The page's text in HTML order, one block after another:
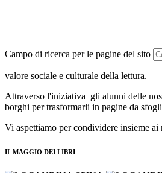
Campo di ricerca per le pagine del sito
valore sociale e culturale della lettura.
Attraverso l'iniziativa gli alunni delle
borghi per trasformarli in pagine da
Vi aspettiamo per condividere insieme
IL MAGGIO DEI LIBRI